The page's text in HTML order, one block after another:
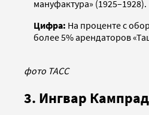
мануфактура» (1925–1928).
Цифра: На проценте с
более 5% арендаторов
фото ТАСС
3. Ингвар